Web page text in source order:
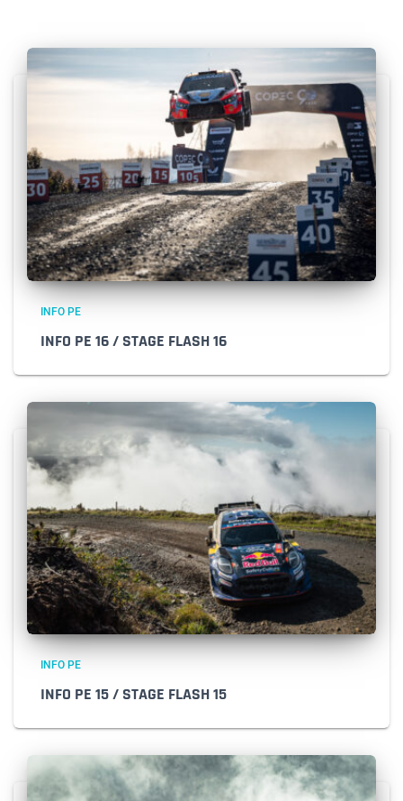
INFO PE
INFO PE 16 / STAGE FLASH 16
INFO PE
INFO PE 15 / STAGE FLASH 15